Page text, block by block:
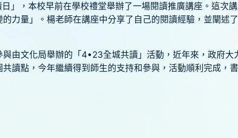
」，本校早前在學校禮堂舉辦了一場閱讀推廣講座。這次
力量」。楊老師在講座中分享了自己的閱讀經驗，並闡述
由文化局舉辦的「4•23全城共讀」活動，近年來，政府
讀點，今年繼續得到師生的支持和參與，活動順利完成，